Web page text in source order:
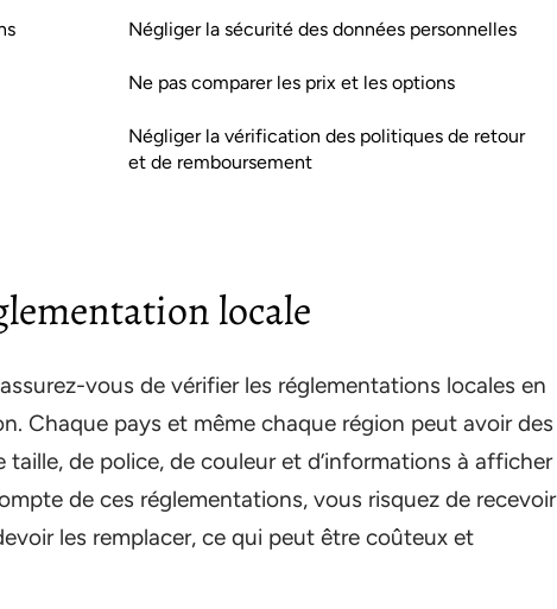
Négliger la sécurité des données personnelles
Ne pas comparer les prix et les options
Négliger la vérification des politiques de retour
et de remboursement
locale
vous de vérifier les réglementations locales en
Chaque pays et même chaque région peut avoir des
de police, de couleur et d’informations à afficher
de ces réglementations, vous risquez de recevoir
les remplacer, ce qui peut être coûteux et